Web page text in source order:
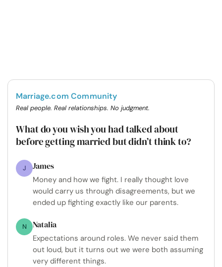
Marriage.com Community
Real people. Real relationships. No judgment.
What do you wish you had talked about
before getting married but didn’t think to?
J James
Money and how we fight. I really thought love
would carry us through disagreements, but we
ended up fighting exactly like our parents.
N Natalia
Expectations around roles. We never said them
out loud, but it turns out we were both assuming
very different things.